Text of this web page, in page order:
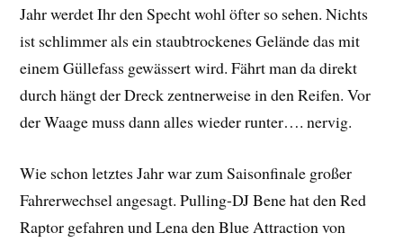
Jahr werdet Ihr den Specht wohl öfter so sehen. Nichts
ist schlimmer als ein staubtrockenes Gelände das mit
einem Güllefass gewässert wird. Fährt man da direkt
durch hängt der Dreck zentnerweise in den Reifen. Vor
der Waage muss dann alles wieder runter…. nervig.
Wie schon letztes Jahr war zum Saisonfinale großer
Fahrerwechsel angesagt. Pulling-DJ Bene hat den Red
Raptor gefahren und Lena den Blue Attraction von